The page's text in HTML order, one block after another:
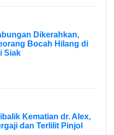
Dikerahkan,
Bocah Hilang di
Siak
Kematian dr. Alex,
dan Terlilit Pinjol